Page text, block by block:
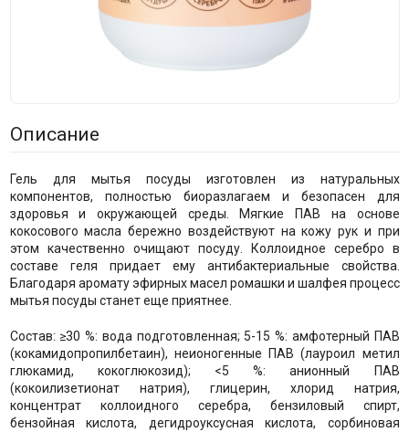
Описание
Гель для мытья посуды изготовлен из натуральных
компонентов, полностью биоразлагаем и безопасен для
здоровья и окружающей среды. Мягкие ПАВ на основе
кокосового масла бережно воздействуют на кожу рук и при
этом качественно очищают посуду. Коллоидное серебро в
составе геля придает ему антибактериальные свойства.
Благодаря аромату эфирных масел ромашки и шалфея процесс
мытья посуды станет еще приятнее.
Состав: ≥30 %: вода подготовленная; 5-15 %: амфотерный ПАВ
(кокамидопропилбетаин), неионогенные ПАВ (лауроил метил
глюкамид, кокоглюкозид); <5 %: анионный ПАВ
(кокоилизетионат натрия), глицерин, хлорид натрия,
концентрат коллоидного серебра, бензиловый спирт,
бензойная кислота, дегидроуксусная кислота, сорбиновая